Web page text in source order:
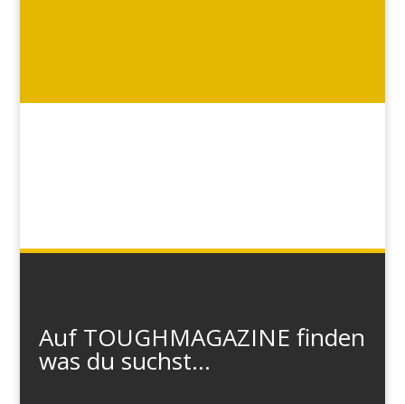
Auf TOUGHMAGAZINE finden
was du suchst...